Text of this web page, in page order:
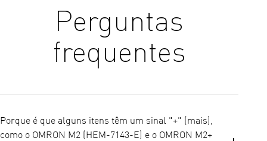
Perguntas
frequentes
Porque é que alguns itens têm um sinal "+" (mais),
como o OMRON M2 (HEM-7143-E) e o OMRON M2+